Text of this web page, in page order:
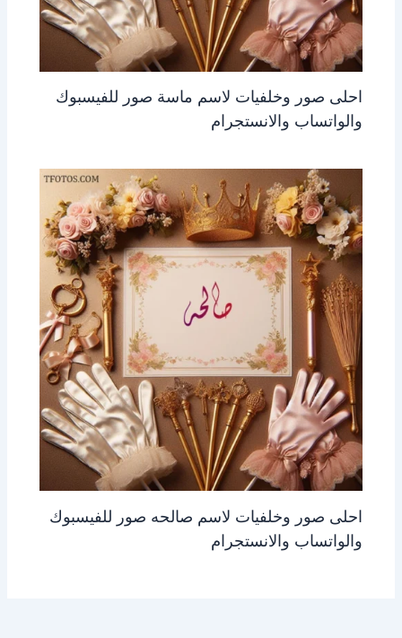
احلى صور وخلفيات لاسم ماسة صور للفيسبوك
والواتساب والانستجرام
احلى صور وخلفيات لاسم صالحه صور للفيسبوك
والواتساب والانستجرام